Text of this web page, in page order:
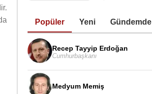
Popüler Yeni Gündemde
Recep Tayyip Erdoğan
Cumhurbaşkanı
Medyum Memiş